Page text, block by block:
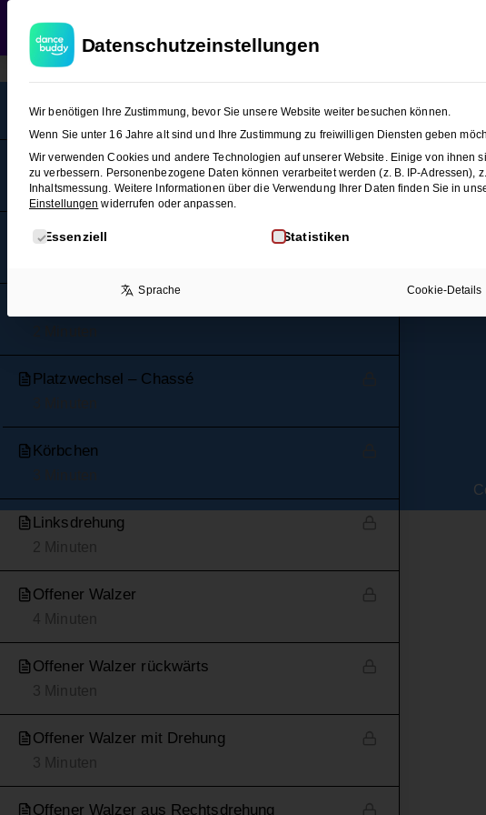
Pendel-Grundschritt
3 Minuten
2 Minuten
Damensolo mit Flirt
3 Minuten
Rechtsdrehung
Platzwechsel – Chassé
Körbchen
Linksdrehung
2 Minuten
Offener Walzer
4 Minuten
Offener Walzer rückwärts
3 Minuten
Offener Walzer mit Drehung
3 Minuten
Offener Walzer aus Rechtsdrehung
Datenschutzeinstellungen
Wir benötigen Ihre Zustimmung, bevor Sie unsere Website weiter besuchen können.
Wenn Sie unter 16 Jahre alt sind und Ihre Zustimmung zu freiwilligen Diensten geben
Wir verwenden Cookies und andere Technologien auf unserer Website. Einige von
zu verbessern. Personenbezogene Daten können verarbeitet werden (z. B. IP-Adressen),
Inhaltsmessung. Weitere Informationen über die Verwendung Ihrer Daten finden Sie in
Einstellungen widerrufen oder anpassen.
Es folgt eine Liste der Service-Gruppen, für die eine Einwilligung
Essenziell Statistiken
Sprache Cookie-Details